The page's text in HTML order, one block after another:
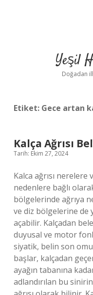
Yeşil
Doğadan
Etiket: Gece artan
Kalça Ağrısı
Tarih: Ekim 27, 2024
Kalca ağrısı nerelere
nedenlere bağlı
bölgelerinde ağrıya
ve diz bölgelerine de
açabilir. Kalçadan
duyusal ve motor
siyatik, belin son
başlar, kalçadan
ayağın tabanına
adlandırılan bu